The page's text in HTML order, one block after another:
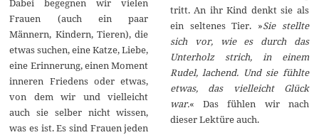
Frauen (auch ein paar
Männern, Kindern, Tieren), die
etwas suchen, eine Katze, Liebe,
eine Erinnerung, einen Moment
inneren Friedens oder etwas,
von dem wir und vielleicht
auch sie selber nicht wissen,
was es ist. Es sind Frauen jeden
tritt. An ihr Kind denkt sie als
ein seltenes Tier. »Sie stellte
sich vor, wie es durch das
Unterholz strich, in einem
Rudel, lachend. Und sie fühlte
etwas, das vielleicht Glück
war.« Das fühlen wir nach
dieser Lektüre auch.